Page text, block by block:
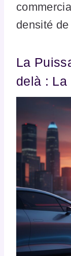
densité
La
delà : La